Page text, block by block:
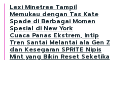
Lexi Minetree Tampil
Memukau dengan Tas Kate
Spade di Berbagai Momen
Spesial di New York
Cuaca Panas Ekstrem, Intip
Tren Santai Melantai ala Gen Z
dan Kesegaran SPRITE Nipis
Mint yang Bikin Reset Seketika